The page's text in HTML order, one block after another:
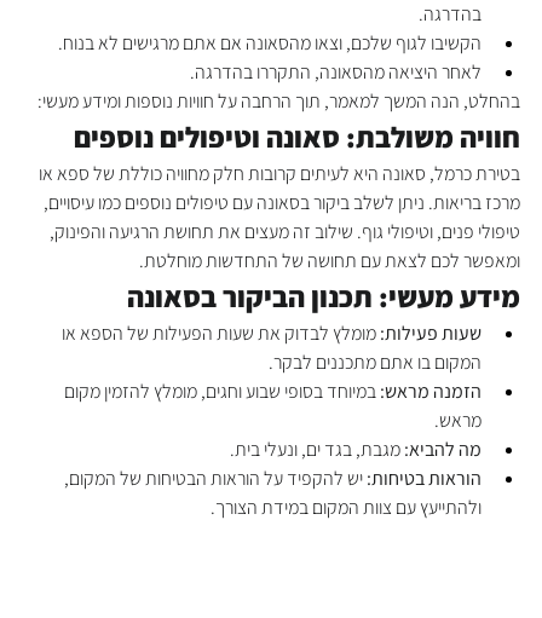
בהדרגה.
הקשיבו לגוף שלכם, וצאו מהסאונה אם אתם מרגישים לא בנוח.
לאחר היציאה מהסאונה, התקררו בהדרגה.
בהחלט, הנה המשך למאמר, תוך הרחבה על חוויות נוספות ומידע מעשי:
חוויה משולבת: סאונה וטיפולים נוספים
בטירת כרמל, סאונה היא לעיתים קרובות חלק מחוויה כוללת של ספא או
מרכז בריאות. ניתן לשלב ביקור בסאונה עם טיפולים נוספים כמו עיסויים,
טיפולי פנים, וטיפולי גוף. שילוב זה מעצים את תחושת הרגיעה והפינוק,
ומאפשר לכם לצאת עם תחושה של התחדשות מוחלטת.
מידע מעשי: תכנון הביקור בסאונה
שעות פעילות: מומלץ לבדוק את שעות הפעילות של הספא או
המקום בו אתם מתכננים לבקר.
הזמנה מראש: במיוחד בסופי שבוע וחגים, מומלץ להזמין מקום
מראש.
מה להביא: מגבת, בגד ים, ונעלי בית.
הוראות בטיחות: יש להקפיד על הוראות הבטיחות של המקום,
ולהתייעץ עם צוות המקום במידת הצורך.